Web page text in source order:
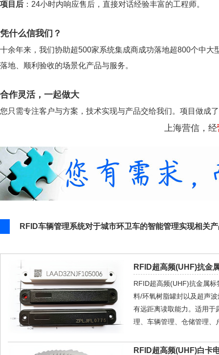
项目后 ：24小时内响应售后，直接对话经验丰富的工程师。
凭什么信我们？
十余年来，我们协助超500家系统集成商成功落地超800个中大
落地、顺利验收的场景化产品与服务。
合作灵活，一起做大
您只需专注客户与方案，技术实现与产品交给我们。项目做成
上海营信，经
RFID车辆管理系统对于城市环卫车的智能管理实现相关
RFID超高频(UHF)抗金
RFID超高频(UHF)抗金属
料/环氧树脂罐封以及超声
有远距离读取能力。适用于
理、车辆管理、仓储管理、
RFID超高频(UHF)白卡